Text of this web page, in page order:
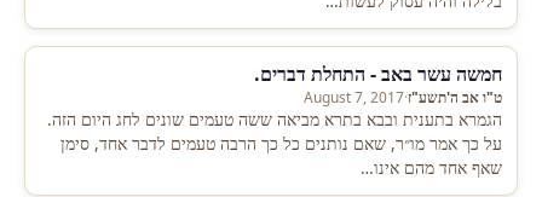
חמשה עשר באב - התחלת דברים.
ט"ו אב ה'תשע"ז·
August 7, 2017
הגמרא בתענית ובבא בתרא מביאה ששה טעמים שונים לחג היום הזה.
על כך אמר מו״ר, שאם נותנים כל כך הרבה טעמים לדבר אחד, סימן
שאף אחד מהם אינו…